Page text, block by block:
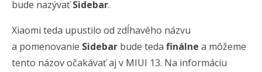
bude nazývaťSidebar.
Xiaomi teda upustilo od zdĺhavého názvu
a pomenovanie Sidebar bude teda finálne a môžeme
tento názov očakávať aj v MIUI 13. Na informáciu